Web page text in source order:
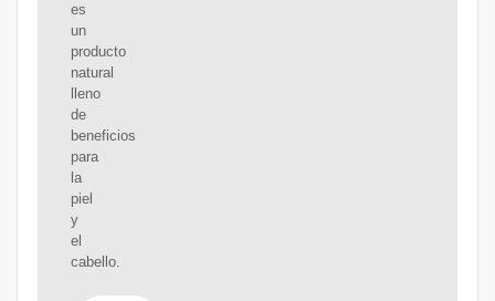
es
un
producto
natural
lleno
de
beneficios
para
la
piel
y
el
cabello.